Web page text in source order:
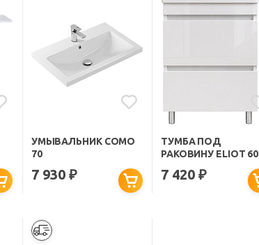
УМЫВАЛЬНИК COMO
70
7 930 ₽
ТУМБА ПОД
РАКОВИНУ ELIOT 60
7 420 ₽